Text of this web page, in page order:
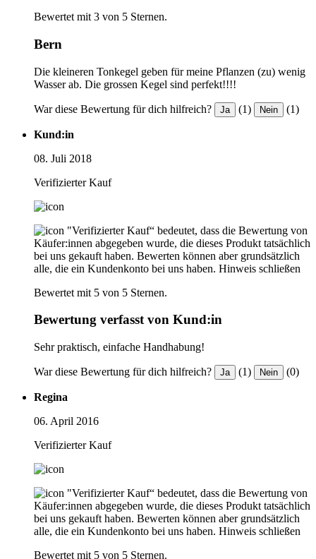
Bewertet mit 3 von 5 Sternen.
Bern
Die kleineren Tonkegel geben für meine Pflanzen (zu) wenig
Wasser ab. Die grossen Kegel sind perfekt!!!!
War diese Bewertung für dich hilfreich? Ja (1) Nein (1)
Kund:in
08. Juli 2018
Verifizierter Kauf
"Verifizierter Kauf“ bedeutet, dass die Bewertung von
Käufer:innen abgegeben wurde, die dieses Produkt tatsächlich
bei uns gekauft haben. Bewerten können aber grundsätzlich
alle, die ein Kundenkonto bei uns haben. Hinweis schließen
Bewertet mit 5 von 5 Sternen.
Bewertung verfasst von Kund:in
Sehr praktisch, einfache Handhabung!
War diese Bewertung für dich hilfreich? Ja (1) Nein (0)
Regina
06. April 2016
Verifizierter Kauf
"Verifizierter Kauf“ bedeutet, dass die Bewertung von
Käufer:innen abgegeben wurde, die dieses Produkt tatsächlich
bei uns gekauft haben. Bewerten können aber grundsätzlich
alle, die ein Kundenkonto bei uns haben. Hinweis schließen
Bewertet mit 5 von 5 Sternen.